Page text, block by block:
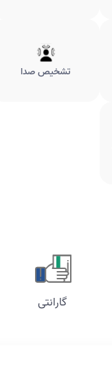
تشخیص صدا
گارانتی